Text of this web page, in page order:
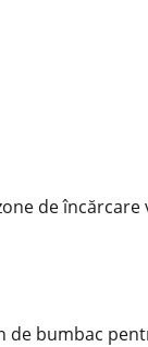
de încărcare
de bumbac